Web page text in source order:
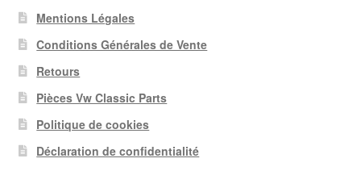
Mentions Légales
Conditions Générales de Vente
Retours
Pièces Vw Classic Parts
Politique de cookies
Déclaration de confidentialité